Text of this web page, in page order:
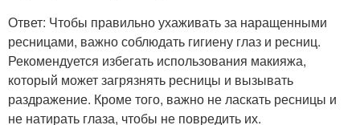
Ответ: Чтобы правильно ухаживать за наращенными
ресницами, важно соблюдать гигиену глаз и ресниц.
Рекомендуется избегать использования макияжа,
который может загрязнять ресницы и вызывать
раздражение. Кроме того, важно не ласкать ресницы и
не натирать глаза, чтобы не повредить их.